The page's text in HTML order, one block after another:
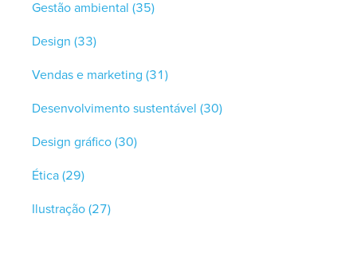
Gestão ambiental (35)
Design (33)
Vendas e marketing (31)
Desenvolvimento sustentável (30)
Design gráfico(30)
Ética(29)
Ilustração(27)